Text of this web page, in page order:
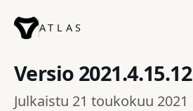
ATLAS
Versio 2021.4.15.12
Julkaistu 21 toukokuu 2021